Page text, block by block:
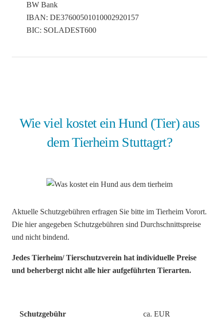
BW Bank
IBAN: DE37600501010002920157
BIC: SOLADEST600
Wie viel kostet ein Hund (Tier) aus
dem Tierheim Stuttagrt?
Aktuelle Schutzgebühren erfragen Sie bitte im Tierheim Vorort.
Die hier angegeben Schutzgebühren sind Durchschnittspreise
und nicht bindend.
Jedes Tierheim/ Tierschutzverein hat individuelle Preise
und beherbergt nicht alle hier aufgeführten Tierarten.
Schutzgebühr ca. EUR